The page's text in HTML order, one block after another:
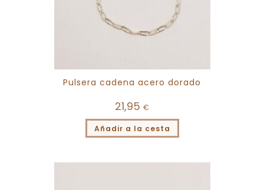
Pulsera cadena acero dorado
21,95 €
Añadir a la cesta